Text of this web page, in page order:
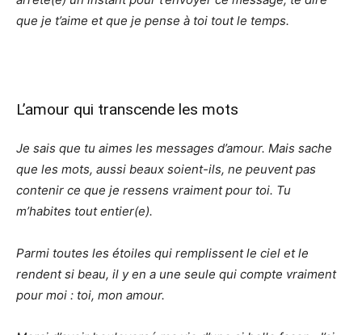
que je t’aime et que je pense à toi tout le temps.
L’amour qui transcende les mots
Je sais que tu aimes les messages d’amour. Mais sache
que les mots, aussi beaux soient-ils, ne peuvent pas
contenir ce que je ressens vraiment pour toi. Tu
m’habites tout entier(e).
Parmi toutes les étoiles qui remplissent le ciel et le
rendent si beau, il y en a une seule qui compte vraiment
pour moi : toi, mon amour.